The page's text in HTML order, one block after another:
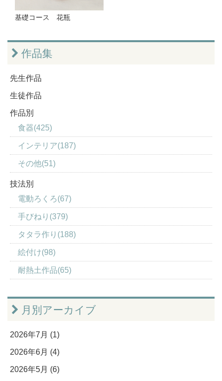
基礎コース 花瓶
作品集
先生作品
生徒作品
作品別
食器(425)
インテリア(187)
その他(51)
技法別
電動ろくろ(67)
手びねり(379)
タタラ作り(188)
絵付け(98)
耐熱土作品(65)
月別アーカイブ
2026年7月 (1)
2026年6月 (4)
2026年5月 (6)